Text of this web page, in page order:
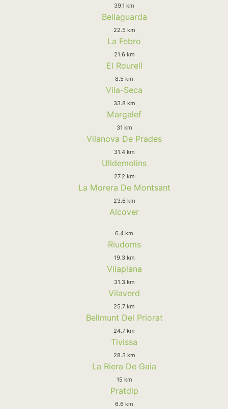
39.1 km
Bellaguarda
22.5 km
La Febro
21.6 km
El Rourell
8.5 km
Vila-Seca
33.8 km
Margalef
31 km
Vilanova De Prades
31.4 km
Ulldemolins
27.2 km
La Morera De Montsant
23.6 km
Alcover
6.4 km
Riudoms
19.3 km
Vilaplana
31.3 km
Vilaverd
25.7 km
Bellmunt Del Priorat
24.7 km
Tivissa
28.3 km
La Riera De Gaia
15 km
Pratdip
6.6 km